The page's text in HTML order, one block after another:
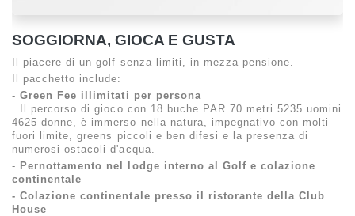
SOGGIORNA, GIOCA E GUSTA
Il piacere di un golf senza limiti, in mezza pensione.
Il pacchetto include:
-Green Fee illimitati per persona
Il percorso di gioco con 18 buche PAR 70 metri 5235 uomini
4625 donne, è immerso nella natura, impegnativo con molti
fuori limite, greens piccoli e ben difesi e la presenza di
numerosi ostacoli d'acqua.
- Pernottamento nel lodge interno al Golf ecolazione
continentale
- Colazione continentale presso il ristorante della Club
House